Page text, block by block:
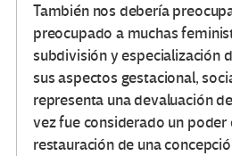
También nos debería
preocupado a muchas
subdivisión y especialización
sus aspectos gestacional,
representa una devaluación
vez fue considerado un poder
restauración de una